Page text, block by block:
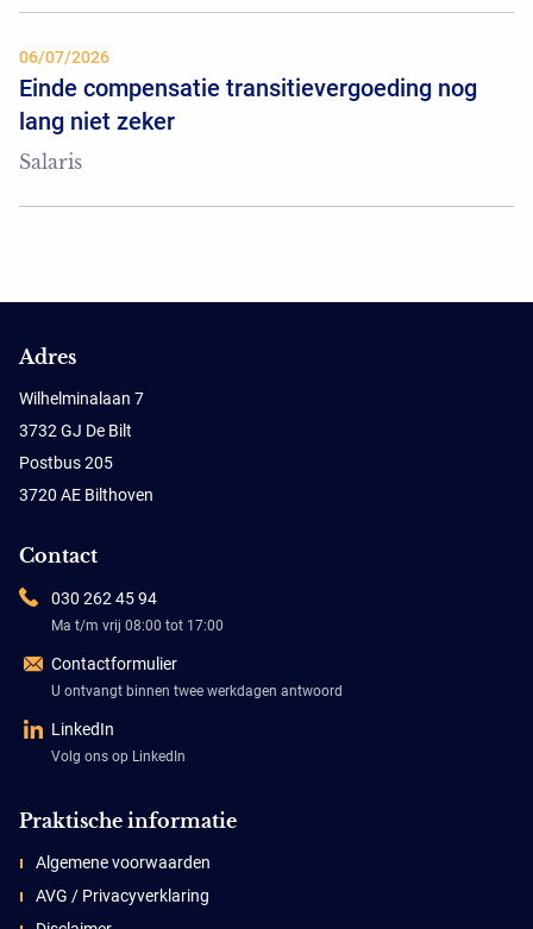
06/07/2026
Einde compensatie transitievergoeding nog
lang niet zeker
Salaris
Adres
Wilhelminalaan 7
3732 GJ De Bilt
Postbus 205
3720 AE Bilthoven
Contact
030 262 45 94
Ma t/m vrij 08:00 tot 17:00
Contactformulier
U ontvangt binnen twee werkdagen antwoord
LinkedIn
Volg ons op LinkedIn
Praktische informatie
Algemene voorwaarden
AVG / Privacyverklaring